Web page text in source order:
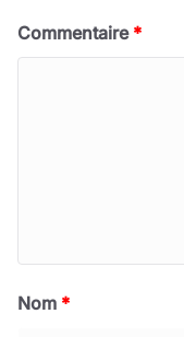
Commentaire *
Nom *